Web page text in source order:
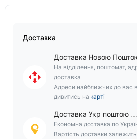
Доставка
Доставка Новою
На відділення, поштомат,
доставка
Адреси найближчих до вас
дивитись на карті
Доставка Укр поштою
Економна доставка по
Вартість доставки залежить